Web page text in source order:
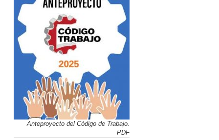
Anteproyecto del Código de Trabajo.
PDF